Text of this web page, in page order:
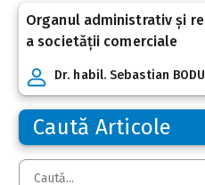
Organul administrativ și
a societății comerciale
Dr. habil. Sebastian
Caută Articole